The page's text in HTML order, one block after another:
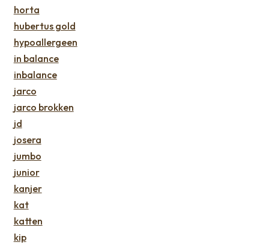
horta
hubertus gold
hypoallergeen
in balance
inbalance
jarco
jarco brokken
jd
josera
jumbo
junior
kanjer
kat
katten
kip